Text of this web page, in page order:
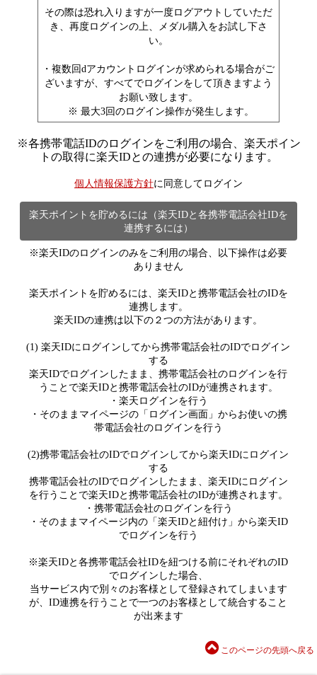
その際は恐れ入りますが一度ログアウトしていただ
き、再度ログインの上、メダル購入をお試し下さ
い。
・複数回dアカウントログインが求められる場合がご
ざいますが、すべてでログインをして頂きますよう
お願い致します。
※ 最大3回のログイン操作が発生します。
※各携帯電話IDのログインをご利用の場合、楽天ポイン
トの取得に楽天IDとの連携が必要になります。
個人情報保護方針に同意してログイン
楽天ポイントを貯めるには（楽天IDと各携帯電話会社IDを
連携するには）
※楽天IDのログインのみをご利用の場合、以下操作は必要
ありません
楽天ポイントを貯めるには、楽天IDと携帯電話会社のIDを
連携します。
楽天IDの連携は以下の２つの方法があります。
(1) 楽天IDにログインしてから携帯電話会社のIDでログイン
する
楽天IDでログインしたまま、携帯電話会社のログインを行
うことで楽天IDと携帯電話会社のIDが連携されます。
・楽天ログインを行う
・そのままマイページの「ログイン画面」からお使いの携
帯電話会社のログインを行う
(2)携帯電話会社のIDでログインしてから楽天IDにログイン
する
携帯電話会社のIDでログインしたまま、楽天IDにログイン
を行うことで楽天IDと携帯電話会社のIDが連携されます。
・携帯電話会社のログインを行う
・そのままマイページ内の「楽天IDと紐付け」から楽天ID
でログインを行う
※楽天IDと各携帯電話会社IDを紐つける前にそれぞれのID
でログインした場合、
当サービス内で別々のお客様として登録されてしまいます
が、ID連携を行うことで一つのお客様として統合すること
が出来ます
このページの先頭へ戻る